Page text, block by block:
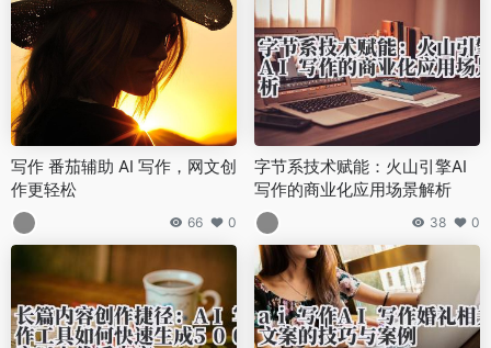
写作 番茄辅助 AI 写作，网文创
作更轻松
66 0
字节系技术赋能：火山引擎AI
写作的商业化应用场景解析
38 0